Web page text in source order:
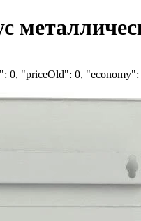
0, "priceOld": 0,